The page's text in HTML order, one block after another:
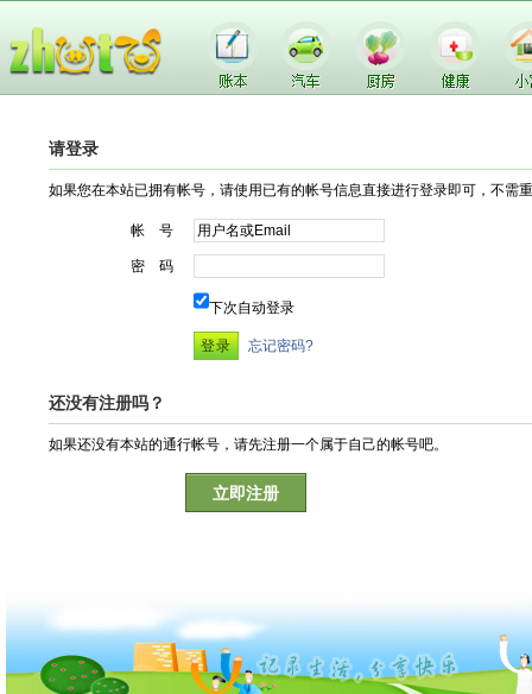
请登录
如果您在本站已拥有帐号，请使用已有的帐号信息直接进行登录即可，不需
帐 号
密 码
下次自动登录
忘记密码?
还没有注册吗？
如果还没有本站的通行帐号，请先注册一个属于自己的帐号吧。
立即注册